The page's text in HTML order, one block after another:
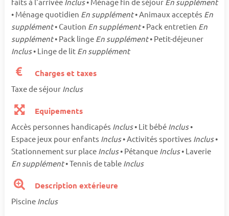
• Ménage quotidien En supplément• Animaux acceptés En
supplément• Caution En supplément• Pack entretien En
supplément• Pack linge En supplément• Petit-déjeuner
Inclus• Linge de lit En supplément
Charges et taxes
Taxe de séjour Inclus
Equipements
Accès personnes handicapés Inclus• Lit bébé Inclus•
Espace jeux pour enfants Inclus• Activités sportives Inclus•
Stationnement sur place Inclus• Pétanque Inclus• Laverie
En supplément• Tennis de table Inclus
Description extérieure
Piscine Inclus